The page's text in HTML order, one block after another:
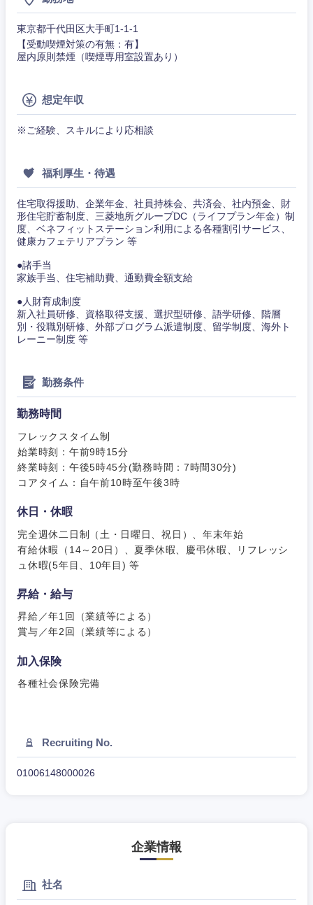
東京都千代田区大手町1-1-1
【受動喫煙対策の有無：有】
屋内原則禁煙（喫煙専用室設置あり）
想定年収
※ご経験、スキルにより応相談
福利厚生・待遇
住宅取得援助、企業年金、社員持株会、共済会、社内預金、財
形住宅貯蓄制度、三菱地所グループDC（ライフプラン年金）制
度、ベネフィットステーション利用による各種割引サービス、
健康カフェテリアプラン 等
●諸手当
家族手当、住宅補助費、通勤費全額支給
●人財育成制度
新入社員研修、資格取得支援、選択型研修、語学研修、階層
別・役職別研修、外部プログラム派遣制度、留学制度、海外ト
レーニー制度 等
勤務条件
勤務時間
フレックスタイム制
始業時刻：午前9時15分
終業時刻：午後5時45分(勤務時間：7時間30分)
コアタイム：自午前10時至午後3時
休日・休暇
完全週休二日制（土・日曜日、祝日）、年末年始
有給休暇（14～20日）、夏季休暇、慶弔休暇、リフレッシ
ュ休暇(5年目、10年目) 等
昇給・給与
昇給／年1回（業績等による）
賞与／年2回（業績等による）
加入保険
各種社会保険完備
Recruiting No.
01006148000026
企業情報
社名
甲信越・北陸
石川県
山梨県 長野県
東海地方
愛知県 三重県